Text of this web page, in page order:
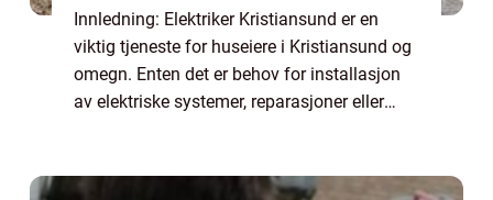
Innledning: Elektriker Kristiansund er en
viktig tjeneste for huseiere i Kristiansund og
omegn. Enten det er behov for installasjon
av elektriske systemer, reparasjoner eller